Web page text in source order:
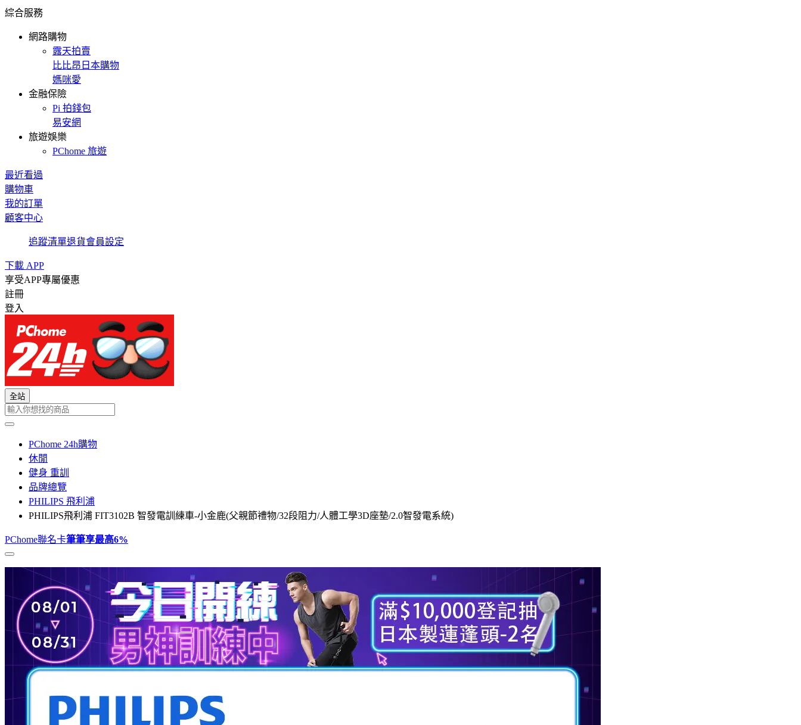
綜合服務
網路購物
露天拍賣
比比昂日本購物
媽咪愛
金融保險
Pi 拍錢包
易安網
旅遊娛樂
PChome 旅遊
最近看過
購物車
我的訂單
顧客中心
追蹤清單退貨會員設定
下載 APP
享受APP專屬優惠
註冊
登入
全站
PChome 24h購物
休閒
健身 重訓
品牌總覽
PHILIPS 飛利浦
PHILIPS飛利浦 FIT3102B 智發電訓練車-小金鹿(父親節禮物/32段阻力/人體工學3D座墊/2.0智發電系統)
PChome聯名卡筆筆享最高6%